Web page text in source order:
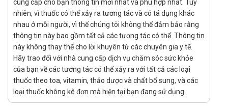
Viên nang mềm.
Công dụng của Gan GSV
Hỗ trợ thanh nhiệt, giải độc, mát gan.
Hỗ trợ làm giảm các triệu chứng của bệnh viêm gan, xơ gan,
men gan tăng, gan nhiễm mỡ.
Hỗ trợ bảo vệ và phục hồi tế bào gan do dùng nhiều rượu, bia,
thuốc hoặc các chất có hại cho gan.
cung cấp cho bạn thông tin mới nhất và phù hợp nhất. Tuy
nhiên, vì thuốc có thể xảy ra tương tác và có tá dụng khác
nhau ở mỗi người, vì thế chúng tôi không thể đảm bảo rằng
thông tin này bao gồm tất cả các tương tác có thể. Thông tin
này không thay thế cho lời khuyên từ các chuyên gia y tế.
Hãy trao đổi với nhà cung cấp dịch vụ chăm sóc sức khỏe
của bạn về các tương tác có thể xảy ra với tất cả các loại
thuốc theo toa, vitamin, thảo dược và chất bổ sung, và các
loại thuốc không kê đơn mà hiện tại bạn đang sử dụng.